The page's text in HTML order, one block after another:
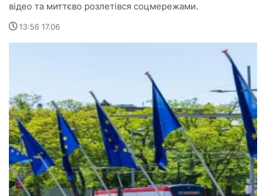
відео та миттєво розлетівся соцмережами.
13:56 17.06